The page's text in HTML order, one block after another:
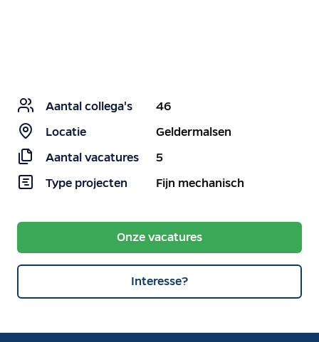
Aantal collega's
46
Locatie
Geldermalsen
Aantal vacatures
5
Type projecten
Fijn mechanisch
Onze vacatures
Interesse?